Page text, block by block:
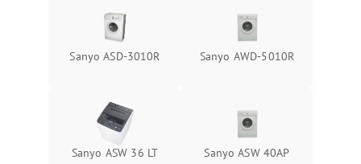
Sanyo ASD-3010R Sanyo AWD-5010R
Sanyo ASW 36 LT Sanyo ASW 40AP